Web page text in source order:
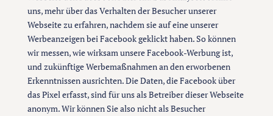
uns, mehr über das Verhalten der Besucher unserer
Webseite zu erfahren, nachdem sie auf eine unserer
Werbeanzeigen bei Facebook geklickt haben. So können
wir messen, wie wirksam unsere Facebook-Werbung ist,
und zukünftige Werbemaßnahmen an den erworbenen
Erkenntnissen ausrichten. Die Daten, die Facebook über
das Pixel erfasst, sind für uns als Betreiber dieser Webseite
anonym. Wir können Sie also nicht als Besucher